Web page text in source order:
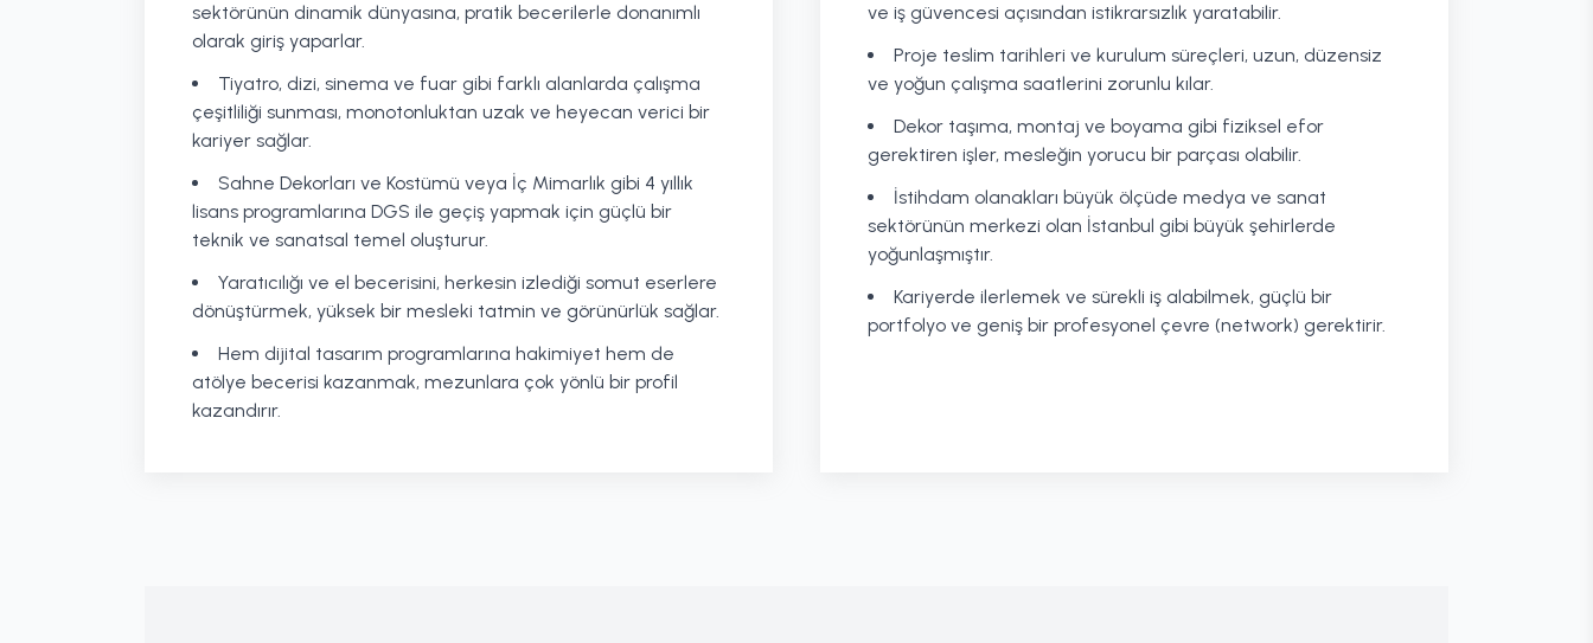
sektörünün dinamik dünyasına, pratik becerilerle donanımlı
olarak giriş yaparlar.
Tiyatro, dizi, sinema ve fuar gibi farklı alanlarda çalışma
çeşitliliği sunması, monotonluktan uzak ve heyecan verici bir
kariyer sağlar.
Sahne Dekorları ve Kostümü veya İç Mimarlık gibi 4 yıllık
lisans programlarına DGS ile geçiş yapmak için güçlü bir
teknik ve sanatsal temel oluşturur.
Yaratıcılığı ve el becerisini, herkesin izlediği somut eserlere
dönüştürmek, yüksek bir mesleki tatmin ve görünürlük sağlar.
Hem dijital tasarım programlarına hakimiyet hem de
atölye becerisi kazanmak, mezunlara çok yönlü bir profil
kazandırır.
ve iş güvencesi açısından istikrarsızlık yaratabilir.
Proje teslim tarihleri ve kurulum süreçleri, uzun, düzensiz
ve yoğun çalışma saatlerini zorunlu kılar.
Dekor taşıma, montaj ve boyama gibi fiziksel efor
gerektiren işler, mesleğin yorucu bir parçası olabilir.
İstihdam olanakları büyük ölçüde medya ve sanat
sektörünün merkezi olan İstanbul gibi büyük şehirlerde
yoğunlaşmıştır.
Kariyerde ilerlemek ve sürekli iş alabilmek, güçlü bir
portfolyo ve geniş bir profesyonel çevre (network) gerektirir.